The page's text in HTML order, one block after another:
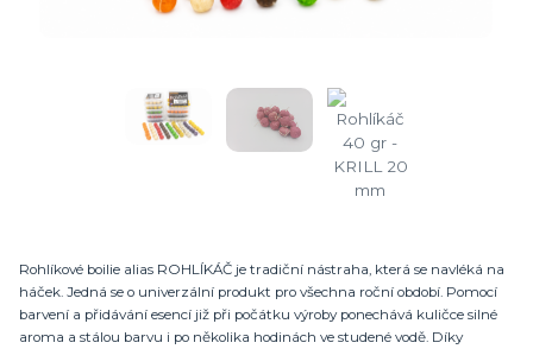
Rohlíkové boilie alias ROHLÍKÁČ je tradiční nástraha, která se navléká na
háček. Jedná se o univerzální produkt pro všechna roční období. Pomocí
barvení a přidávání esencí již při počátku výroby ponechává kuličce silné
aroma a stálou barvu i po několika hodinách ve studené vodě. Díky